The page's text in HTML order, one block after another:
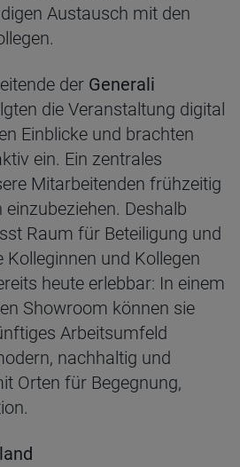
Austausch mit den
der Generali
die Veranstaltung digital
Einblicke und brachten
ein. Ein zentrales
Mitarbeitenden frühzeitig
Deshalb
Raum für Beteiligung und
Kolleginnen und Kollegen
heute erlebbar: In einem
Showroom können sie
Arbeitsumfeld
nachhaltig und
Orten für Begegnung,